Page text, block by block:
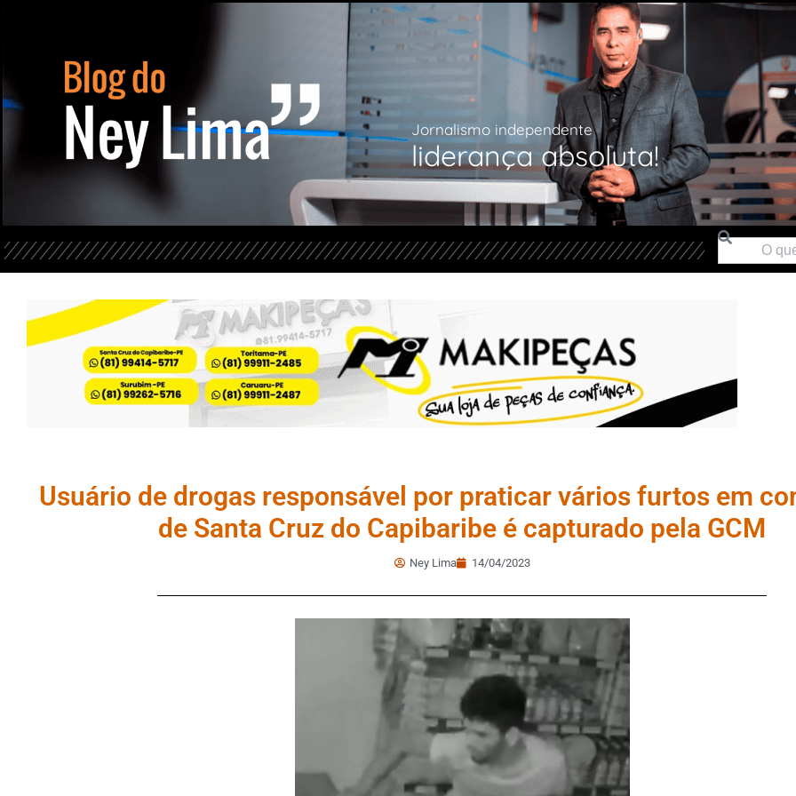
Jornalismo independente
liderança absoluta!
Usuário de drogas responsável por praticar vários furtos em
de Santa Cruz do Capibaribe é capturado pela GCM
Ney Lima 14/04/2023